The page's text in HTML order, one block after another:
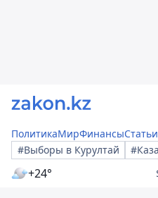
ПолитикаМирФинансыСтатьи
#Выборы в Курултай
+24°